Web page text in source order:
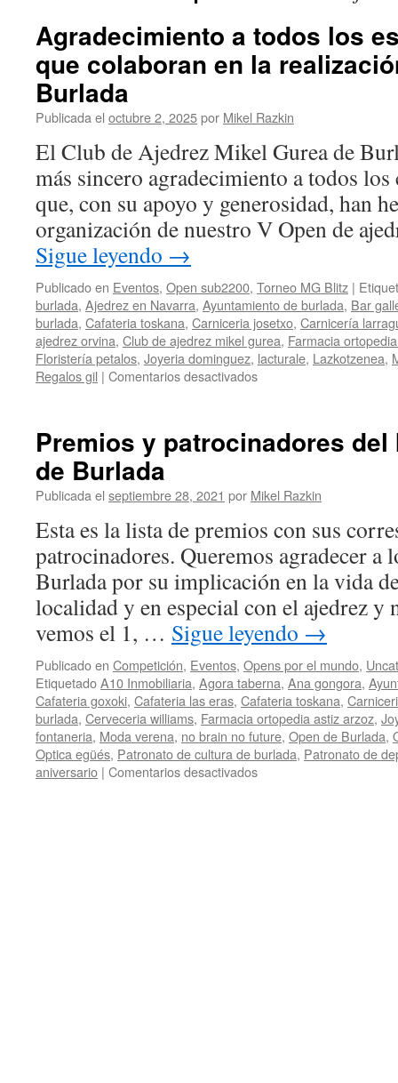
Agradecimiento a todos los
que colaboran en la
Burlada
Publicada el octubre 2, 2025por Mikel Razkin
El Club de Ajedrez Mikel Gurea de
más sincero agradecimiento a todos
que, con su apoyo y generosidad, han
organización de nuestro V Open de
Sigue leyendo →
Publicado en Eventos, Open sub2200, Torneo MG Blitz |
burlada, Ajedrez en Navarra, Ayuntamiento de burlada, Bar
burlada, Cafateria toskana, Carniceria josetxo, Carnicería
ajedrez orvina, Club de ajedrez mikel gurea, Farmacia
Floristería petalos, Joyeria dominguez, lacturale, Lazkotzenea,
Regalos gil | Comentarios desactivadosen
los
colaboran
la
realización
del
Open
de
Burlada
Premios y patrocinadores del
de Burlada
Publicada el septiembre 28, 2021 por Mikel Razkin
Esta es la lista de premios con sus
patrocinadores. Queremos agradecer a
Burlada por su implicación en la vida
localidad y en especial con el ajedrez y
vemos el 1, … Sigue leyendo →
Publicado en Competición, Eventos, Opens por el mundo,
EtiquetadoA10 Inmobiliaria, Agora taberna, Ana gongora,
Cafateria goxoki, Cafateria las eras, Cafateria toskana,
burlada, Cerveceria williams, Farmacia ortopedia astiz arzoz,
fontaneria, Moda verena, no brain no future, Open de Burlada,
Optica egüés, Patronato de cultura de burlada, Patronato de
aniversario | Comentarios desactivadosen